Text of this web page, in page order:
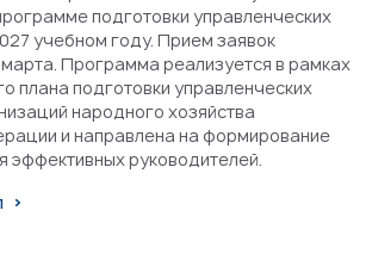
подготовки управленческих
учебном году. Прием заявок
Программа реализуется в рамках
плана подготовки управленческих
народного хозяйства
и направлена на формирование
эффективных руководителей.